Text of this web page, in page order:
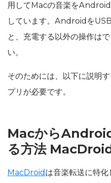
用してMacの音楽を
しています。Androidを
と、充電する以外の操作は
い。
そのためには、以下に説明
プリが必要です。
Macから
る方法
MacDroid は音楽転送に特